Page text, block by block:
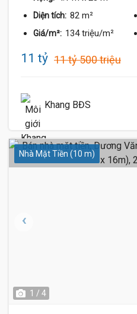
Diện tích: 82 m²
Giá/m²: 134 triệu/m²
11 tỷ 11 tỷ 500 triệu
Khang BĐS
Nhà Mặt Tiền (10 m)
1 / 4